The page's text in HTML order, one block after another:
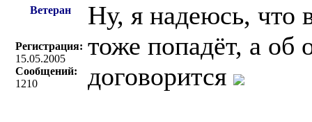
Ветеран
Регистрация:
15.05.2005
Сообщений:
1210
Ну, я надеюсь, что
тоже попадёт, а об
договорится